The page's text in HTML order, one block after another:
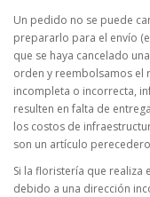
Un pedido no se puede
prepararlo para el envío
que se haya cancelado
orden y reembolsamos el
incompleta o incorrecta,
resulten en falta de
los costos de
son un artículo
Si la floristería que
debido a una dirección